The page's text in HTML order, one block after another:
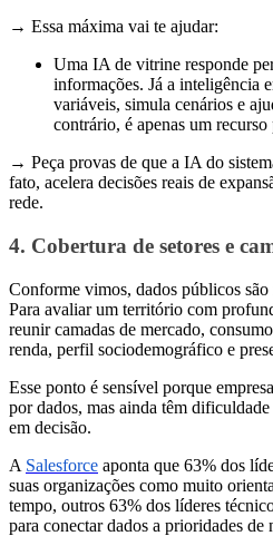
→ Essa máxima vai te ajudar:
Uma IA de vitrine responde
informações. Já a inteligência
variáveis, simula cenários e
contrário, é apenas um
→ Peça provas de que a IA do
fato, acelera decisões reais de
rede.
4. Cobertura de setores e
Conforme vimos, dados públicos são
Para avaliar um território com
reunir camadas de mercado,
renda, perfil sociodemográfico e
Esse ponto é sensível porque
por dados, mas ainda têm
em decisão.
A Salesforce aponta que 63% dos
suas organizações como muito
tempo, outros 63% dos líderes
para conectar dados a prioridades de